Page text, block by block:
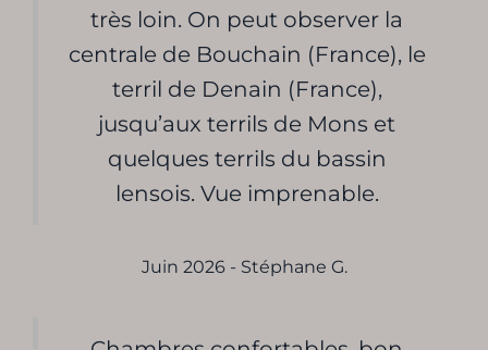
très loin. On peut observer la
centrale de Bouchain (France), le
terril de Denain (France),
jusqu’aux terrils de Mons et
quelques terrils du bassin
lensois. Vue imprenable.
Juin 2026 - Stéphane G.